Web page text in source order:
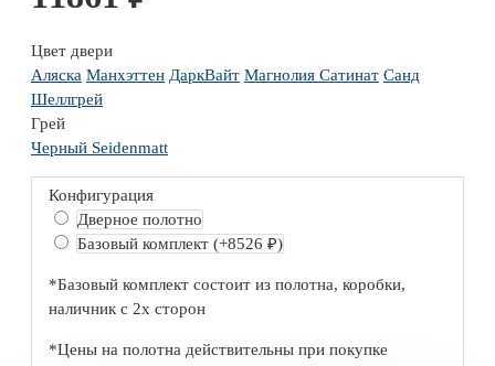
Цвет двери
Аляска Манхэттен ДаркВайт Магнолия Сатинат Санд
Шеллгрей
Грей
Черный Seidenmatt
Конфигурация
Дверное полотно
Базовый комплект (+8526 ₽)
*Базовый комплект состоит из полотна, коробки,
наличник с 2х сторон
*Цены на полотна действительны при покупке